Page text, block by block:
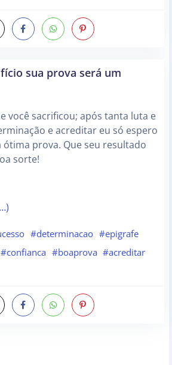
sua prova será um
você sacrificou; após tanta luta e
e acreditar eu só espero
ótima prova. Que seu resultado
sorte!
#determinacao #epigrafe
#confianca #boaprova #acreditar